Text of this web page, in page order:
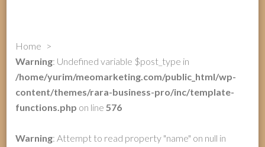
Home >
Warning: Undefined variable $post_type in
/home/yurim/meomarketing.com/public_html/wp-
content/themes/rara-business-pro/inc/template-
functions.php on line576
Warning: Attempt to read property "name" on null in